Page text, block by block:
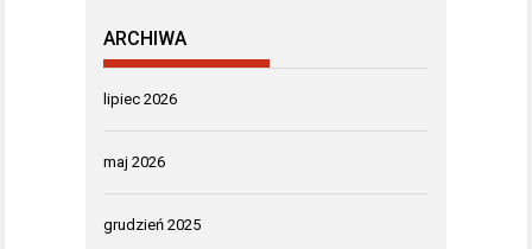
ARCHIWA
lipiec 2026
maj 2026
grudzień 2025